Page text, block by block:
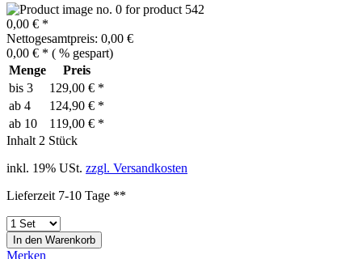
0,00 € *
Nettogesamtpreis: 0,00 €
0,00 € * ( % gespart)
Menge
Preis
bis 3
129,00 € *
ab 4
124,90 € *
ab 10
119,00 € *
Inhalt 2 Stück
inkl. 19% USt. zzgl. Versandkosten
Lieferzeit 7-10 Tage **
In den Warenkorb
Merken